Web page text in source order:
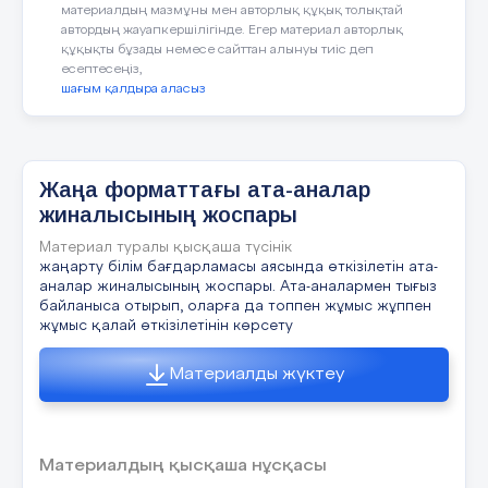
Хаттама № 2
Қатысуы тиіс ата –аналар саны -20
Қатысқаны- 12
Мерзімі- 30. 10. 2018ж
ҚР Президенті Н.Ә.Назарбаев
ЕурАзЭК Мемлекетаралық
Кеңесінің Төрағасы лауазымына
сайланды.
салынды.
Алматыда Давос аясындағы
Еуразиялық экономикалық саммит
өткізілді.
Түркістан қаласында қазақтардың
Екінші дүниежүзілік құрылтайы
болып өтті.
2013 жыл:
партиялары бірігіп жаңа бір саяси
Әңгіме
бала»(қазіргі біздің өмірімізде қатыгез
адамдар бар, адамды аяушылық деген
жоқ екенін байқауға болады)
Мұғалім:Рахат
Қоғам үшін ең бастысы – тәуелсіздік,
адам үшін бас бостандығы және уайым
қайғысыз өмір. Бірақ сол уайым-қайғысыз
бақытты өмірге қол сұғып, қысым
бүгінгі қоғамның ащы да болса
материалдың мазмұны мен авторлық құқық толықтай
автордың жауапкершілігінде. Егер материал авторлық
құқықты бұзады немесе сайттан алынуы тиіс деп
есептесеңіз,
шағым қалдыра аласыз
Жаңа форматтағы ата-аналар
жиналысының жоспары
Материал туралы қысқаша түсінік
жаңарту білім бағдарламасы аясында өткізілетін ата-
аналар жиналысының жоспары. Ата-аналармен тығыз
байланыса отырып, оларға да топпен жұмыс жұппен
жұмыс қалай өткізілетінін көрсету
Материалды жүктеу
Материалдың қысқаша нұсқасы